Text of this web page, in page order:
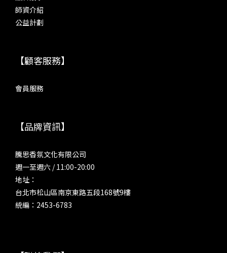
師資介紹
公益計劃
【顧客服務】
會員服務
【品牌資訊】
騰思香氛文化有限公司
週一至週六 / 11:00-20:00
地址：
台北市松山區南京東路五段168號9樓
統編：2453-6783